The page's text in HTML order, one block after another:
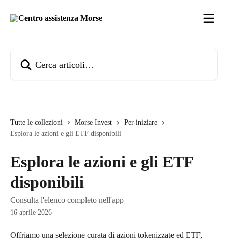
Tutte le collezioni Morse Invest
Per iniziare
Esplora le azioni e gli ETF disponibili
Esplora le azioni e gli ETF
disponibili
Consulta l'elenco completo nell'app
16 aprile 2026
Offriamo una selezione curata di azioni tokenizzate ed ETF,